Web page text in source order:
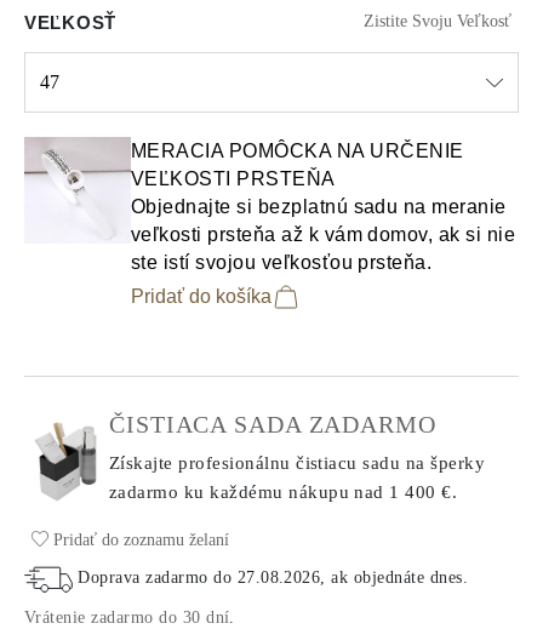
VEĽKOSŤ Zistite Svoju Veľkosť
47
MERACIA POMÔCKA NA URČENIE
VEĽKOSTI PRSTEŇA
Objednajte si bezplatnú sadu na meranie
veľkosti prsteňa až k vám domov, ak si nie
ste istí svojou veľkosťou prsteňa.
Pridať do košíka
ČISTIACA SADA ZADARMO
Získajte profesionálnu čistiacu sadu na šperky
zadarmo ku každému nákupunad 1 400 €.
Pridať do zoznamu želaní
Doprava zadarmo do 27.08.2026 , ak objednáte dnes
Vrátenie zadarmo do 30 dní